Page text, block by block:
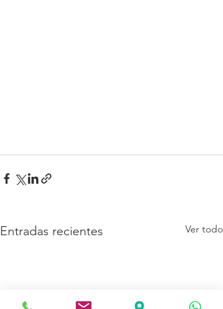
Entradas recientes Ver todo